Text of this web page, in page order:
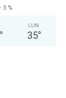
3 %
°
LUN
35°